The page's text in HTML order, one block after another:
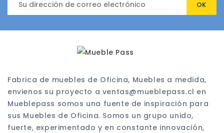
Fabrica de muebles de Oficina, Muebles a medida,
envienos su proyecto a ventas@mueblepass.cl en
Mueblepass somos una fuente de inspiración para
sus Muebles de Oficina. Somos un grupo unido,
fuerte, experimentado y en constante innovación,